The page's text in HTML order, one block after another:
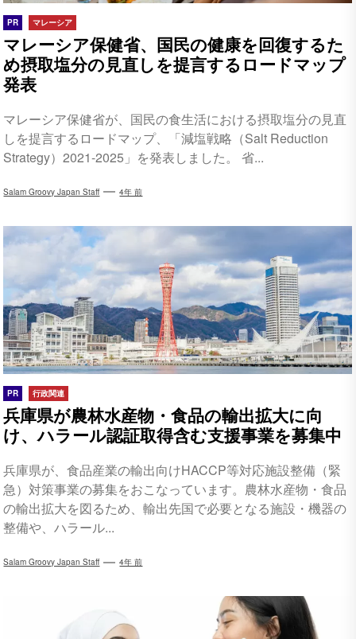
PR マレーシア
マレーシア保健省、国民の健康を回復するた
め摂取塩分の見直しを提言するロードマップ
発表
マレーシア保健省が、国民の食生活における摂取塩分の見直
しを提言するロードマップ、「減塩戦略（Salt Reduction
Strategy）2021-2025」を発表しました。 省...
Salam Groovy Japan Staff 4年 前
PR 行政関連
兵庫県が農林水産物・食品の輸出拡大に向
け、ハラール認証取得含む支援事業を募集中
兵庫県が、食品産業の輸出向けHACCP等対応施設整備（緊
急）対策事業の募集をおこなっています。農林水産物・食品
の輸出拡大を図るため、輸出先国で必要となる施設・機器の
整備や、ハラール...
Salam Groovy Japan Staff 4年 前